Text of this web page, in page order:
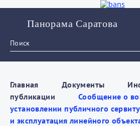
Панорама Саратова
Главная Документы
публикации
Сообщение о
установлении публичного
и эксплуатация линейного